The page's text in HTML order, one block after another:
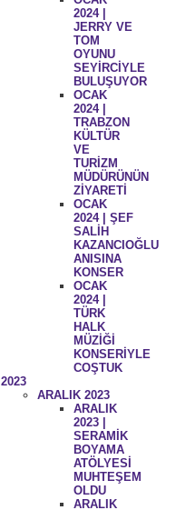
2024 |
JERRY VE
TOM
OYUNU
SEYİRCİYLE
BULUŞUYOR
OCAK
2024 |
TRABZON
KÜLTÜR
VE
TURİZM
MÜDÜRÜNÜN
ZİYARETİ
OCAK
2024 | ŞEF
SALİH
KAZANCIOĞLU
ANISINA
KONSER
OCAK
2024 |
TÜRK
HALK
MÜZİĞİ
KONSERİYLE
COŞTUK
2023
ARALIK 2023
ARALIK
2023 |
SERAMİK
BOYAMA
ATÖLYESİ
MUHTEŞEM
OLDU
ARALIK